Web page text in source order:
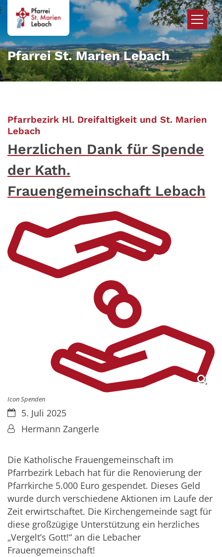
Zum Inhalt springen
Pfarrei St. Marien Lebach
Pfarrbezirk Hl. Dreifaltigkeit und St. Marien
Lebach
Herzlichen Dank für Spende
der Kath.
Frauengemeinschaft Lebach
Icon Spenden
Datum:5. Juli 2025
Von:Hermann Zangerle
Die Katholische Frauengemeinschaft im
Pfarrbezirk Lebach hat für die Renovierung der
Pfarrkirche 5.000 Euro gespendet. Dieses Geld
wurde durch verschiedene Aktionen im Laufe der
Zeit erwirtschaftet. Die Kirchengemeinde sagt für
diese großzügige Unterstützung ein herzliches
„Vergelt’s Gott!“ an die Lebacher
Frauengemeinschaft!